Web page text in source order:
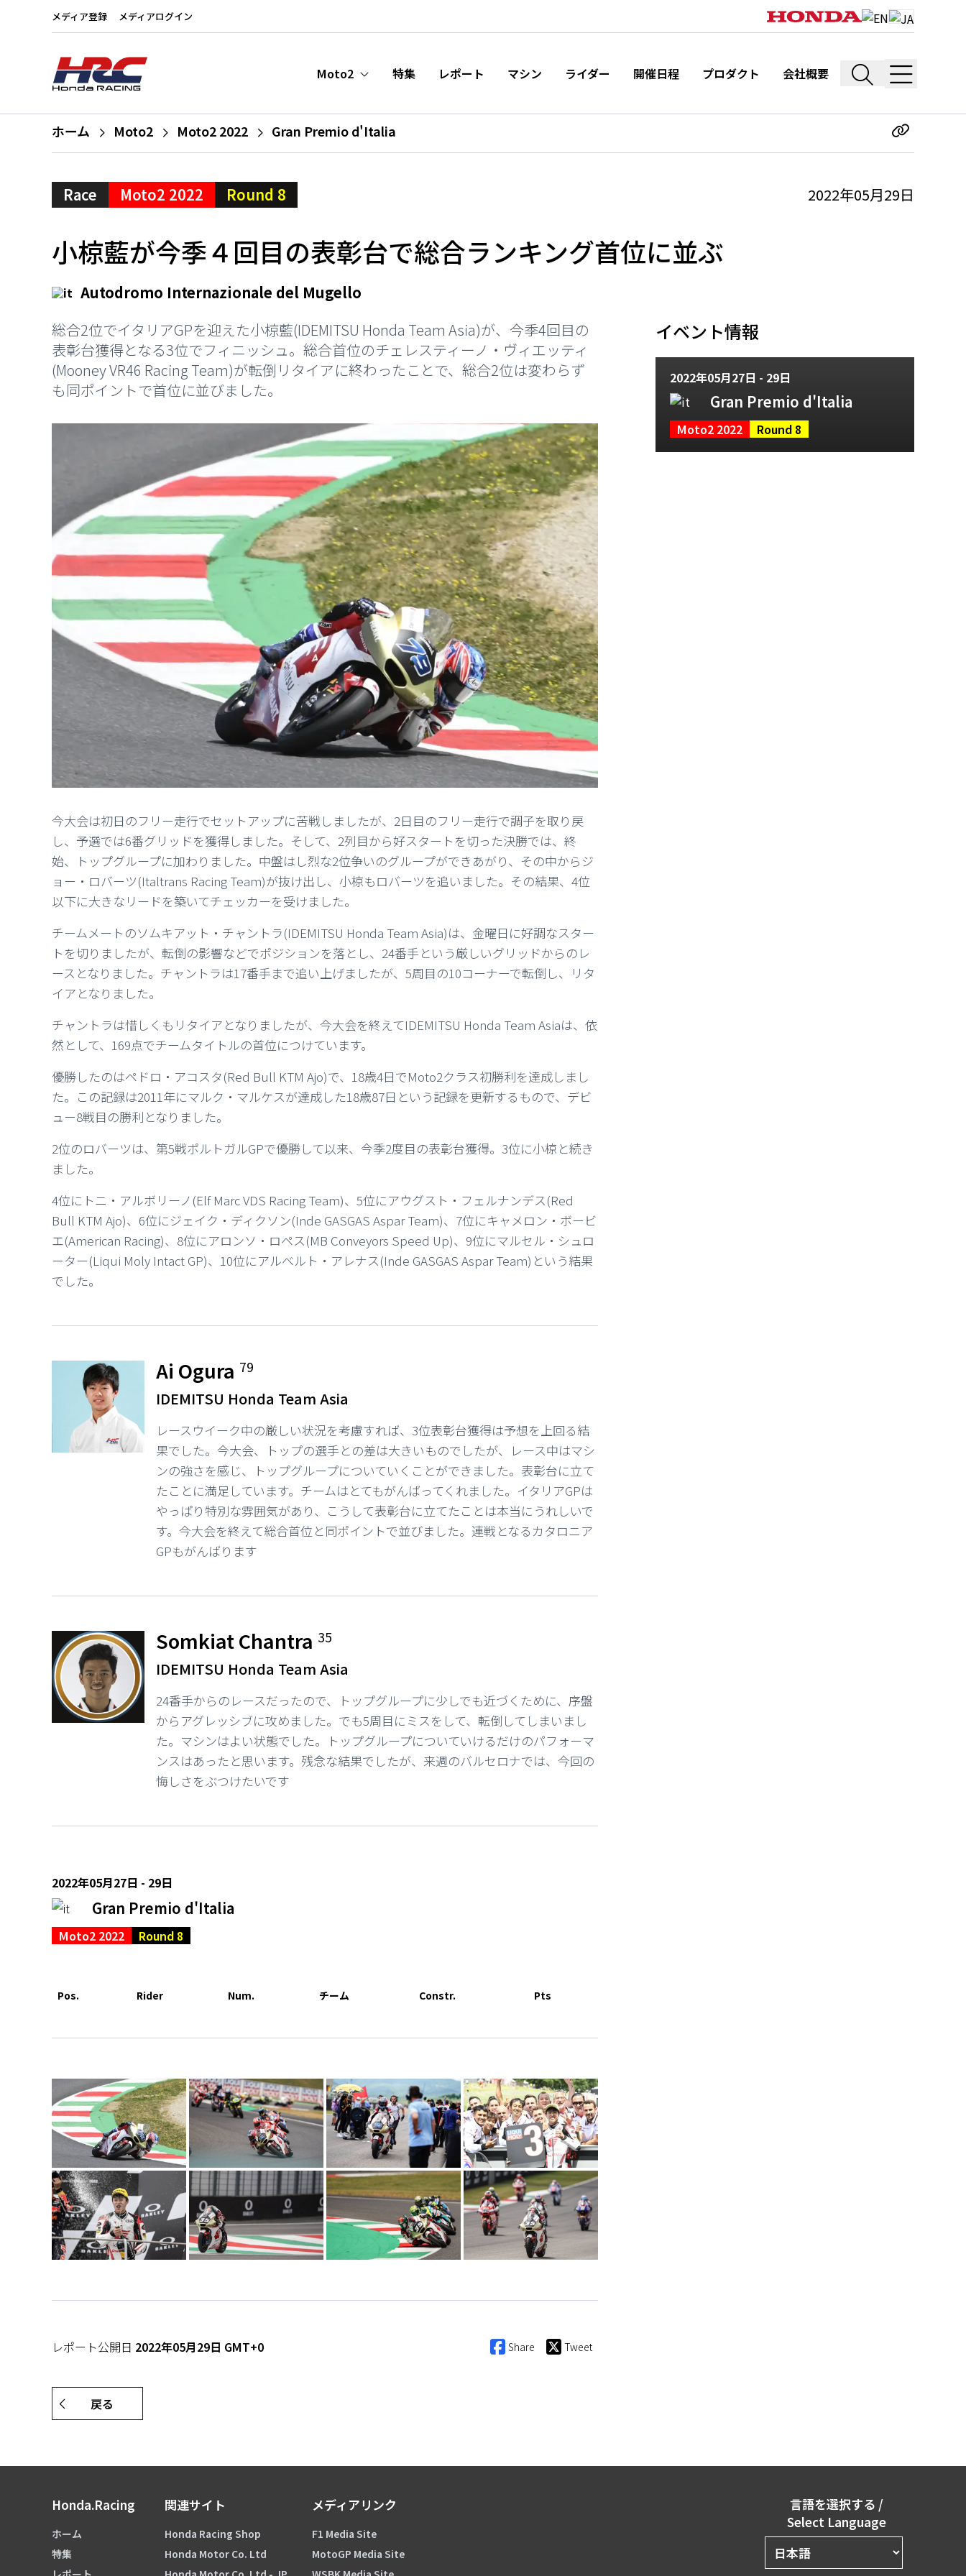
メディア登録 メディアログイン
Moto2 特集 レポート マシン ライダー 開催日程 プロダクト 会社概要
ホーム Moto2 Moto2 2022 Gran Premio d'Italia
Race Moto2 2022 Round 8 2022年05月29日
小椋藍が今季４回目の表彰台で総合ランキング首位に並ぶ
Autodromo Internazionale del Mugello
総合2位でイタリアGPを迎えた小椋藍(IDEMITSU Honda Team Asia)が、今季4回目の
表彰台獲得となる3位でフィニッシュ。総合首位のチェレスティーノ・ヴィエッティ
(Mooney VR46 Racing Team)が転倒リタイアに終わったことで、総合2位は変わらず
も同ポイントで首位に並びました。
今大会は初日のフリー走行でセットアップに苦戦しましたが、2日目のフリー走行で調子を取り戻
し、予選では6番グリッドを獲得しました。そして、2列目から好スタートを切った決勝では、終
始、トップグループに加わりました。中盤はし烈な2位争いのグループができあがり、その中からジ
ョー・ロバーツ(Italtrans Racing Team)が抜け出し、小椋もロバーツを追いました。その結果、4位
以下に大きなリードを築いてチェッカーを受けました。
チームメートのソムキアット・チャントラ(IDEMITSU Honda Team Asia)は、金曜日に好調なスター
トを切りましたが、転倒の影響などでポジションを落とし、24番手という厳しいグリッドからのレ
ースとなりました。チャントラは17番手まで追い上げましたが、5周目の10コーナーで転倒し、リタ
イアとなりました。
チャントラは惜しくもリタイアとなりましたが、今大会を終えてIDEMITSU Honda Team Asiaは、依
然として、169点でチームタイトルの首位につけています。
優勝したのはペドロ・アコスタ(Red Bull KTM Ajo)で、18歳4日でMoto2クラス初勝利を達成しまし
た。この記録は2011年にマルク・マルケスが達成した18歳87日という記録を更新するもので、デビ
ュー8戦目の勝利となりました。
2位のロバーツは、第5戦ポルトガルGPで優勝して以来、今季2度目の表彰台獲得。3位に小椋と続き
ました。
4位にトニ・アルボリーノ(Elf Marc VDS Racing Team)、5位にアウグスト・フェルナンデス(Red
Bull KTM Ajo)、6位にジェイク・ディクソン(Inde GASGAS Aspar Team)、7位にキャメロン・ボービ
エ(American Racing)、8位にアロンソ・ロペス(MB Conveyors Speed Up)、9位にマルセル・シュロ
ーター(Liqui Moly Intact GP)、10位にアルベルト・アレナス(Inde GASGAS Aspar Team)という結果
でした。
Ai Ogura 79
IDEMITSU Honda Team Asia
レースウイーク中の厳しい状況を考慮すれば、3位表彰台獲得は予想を上回る結
果でした。今大会、トップの選手との差は大きいものでしたが、レース中はマシ
ンの強さを感じ、トップグループについていくことができました。表彰台に立て
たことに満足しています。チームはとてもがんばってくれました。イタリアGPは
やっぱり特別な雰囲気があり、こうして表彰台に立てたことは本当にうれしいで
す。今大会を終えて総合首位と同ポイントで並びました。連戦となるカタロニア
GPもがんばります
Somkiat Chantra 35
IDEMITSU Honda Team Asia
24番手からのレースだったので、トップグループに少しでも近づくために、序盤
からアグレッシブに攻めました。でも5周目にミスをして、転倒してしまいまし
た。マシンはよい状態でした。トップグループについていけるだけのパフォーマ
ンスはあったと思います。残念な結果でしたが、来週のバルセロナでは、今回の
悔しさをぶつけたいです
2022年05月27日 - 29日
Gran Premio d'Italia
Moto2 2022 Round 8
Pos. Rider Num. チーム Constr. Pts
レポート公開日 2022年05月29日 GMT+0 Share Tweet
戻る
イベント情報
2022年05月27日 - 29日
Gran Premio d'Italia
Moto2 2022 Round 8
Honda.Racing
ホーム
特集
関連サイト
Honda Racing Shop
Honda Motor Co. Ltd
メディアリンク
F1 Media Site
MotoGP Media Site
言語を選択する /
Select Language